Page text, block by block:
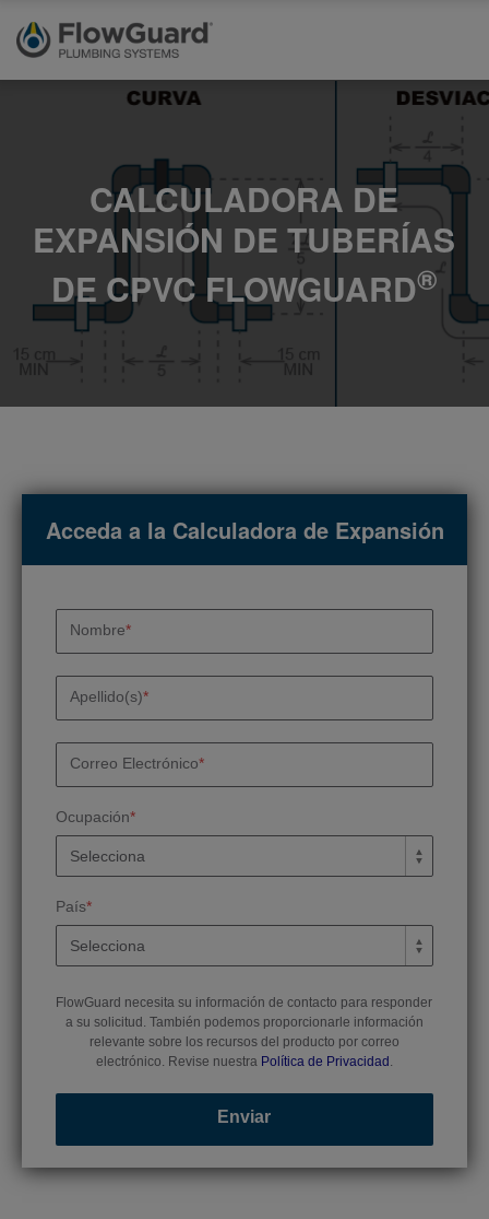
CALCULADORA DE
EXPANSIÓN DE TUBERÍAS
DE CPVC FLOWGUARD®
Acceda a la Calculadora de Expansión
Nombre*
Apellido(s)*
Correo Electrónico*
Ocupación*
País*
FlowGuard necesita su información de contacto para responder
a su solicitud. También podemos proporcionarle información
relevante sobre los recursos del producto por correo
electrónico. Revise nuestra Política de Privacidad .